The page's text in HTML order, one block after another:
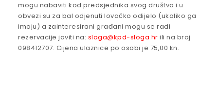
mogu nabaviti kod predsjednika svog društva i u
obvezi su za bal odjenuti lovačko odijelo (ukoliko ga
imaju) a zainteresirani građani mogu se radi
rezervacije javiti na: sloga@kpd-sloga.hr ili na broj
098412707. Cijena ulaznice po osobi je 75,00 kn.